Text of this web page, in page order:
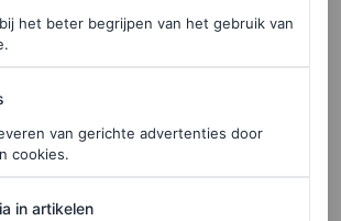
Sarah Jessica Parker pakt –
zoals altijd – groots uit voor
DANIEL RODGERS
het beter begrijpen van het gebruik van
van gerichte advertenties door
cookies.
artikelen
in artikelen